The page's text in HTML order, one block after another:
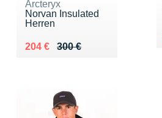
Arcteryx
Norvan Insulated
Herren
300 €
Au lieu de 300 €
204 €
Vendu 204 €